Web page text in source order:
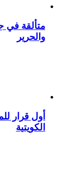
متألقة في
والحرير
أول قرار
الكويتية